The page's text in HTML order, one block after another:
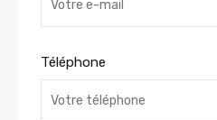
Téléphone